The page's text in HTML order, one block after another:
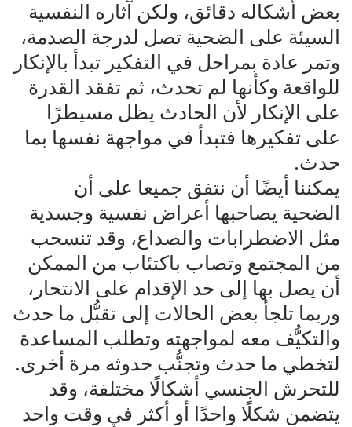
بعض أشكاله دقائق، ولكن آثاره النفسية
السيئة على الضحية تصل لدرجة الصدمة،
وتمر عادة بمراحل في التفكير تبدأ بالإنكار
للواقعة وكأنها لم تحدث، ثم تفقد القدرة
على الإنكار لأن الحادث يظل مسيطرًا
على تفكيرها فتبدأ في مواجهة نفسها بما
حدث.
يمكننا أيضًا أن نتفق جميعا على أن
الضحية يصاحبها أعراض نفسية وجسدية
مثل الاضطرابات والصداع، وقد تنسحب
من المجتمع وتصاب باكتئاب من الممكن
أن يصل بها إلى حد الإقدام على الانتحار،
وربما تلجأ بعض الحالات إلى تقبُّل ما حدث
والتكيُّف معه لمواجهته وتطلب المساعدة
لتخطي ما حدث وتجنُّب حدوثه مرة أخرى.
للتحرش الجنسي أشكالًا مختلفة، وقد
يتضمن شكلًا واحدًا أو أكثر في وقت واحد